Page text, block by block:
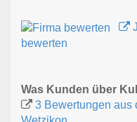
bewerten
Was Kunden über
3 Bewertungen aus